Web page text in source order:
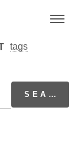
tags